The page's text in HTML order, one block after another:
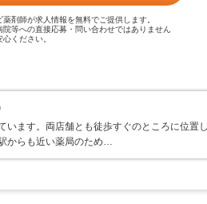
薬剤師が求人情報を無料でご提供します。
院等への直接応募・問い合わせではありません
ください。
います。両店舗とも徒歩すぐのところに位置
からも近い薬局のため…